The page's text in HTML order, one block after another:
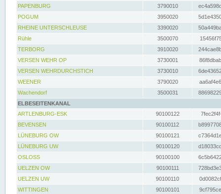
PAPENBURG
3790010
POGUM
3950020
RHEINE UNTERSCHLEUSE
3390020
Rühle
3500070
TERBORG
3910020
VERSEN WEHR OP
3730001
VERSEN WEHRDURCHSTICH
3730010
WEENER
3790020
Wachendorf
3500031
ELBESEITENKANAL
ARTLENBURG-ESK
90100122
BEVENSEN
90100112
LÜNEBURG OW
90100121
LÜNEBURG UW
90100120
OSLOSS
90100100
UELZEN OW
90100111
UELZEN UW
90100110
WITTINGEN
90100101